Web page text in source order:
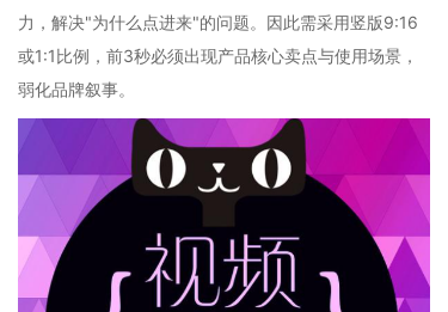
力，解决"为什么点进来"的问题。因此需采用竖版9:16
或1:1比例，前3秒必须出现产品核心卖点与使用场景，
弱化品牌叙事。